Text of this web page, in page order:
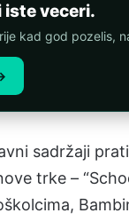
iste veceri.
kad god pozelis,
sadržaji
trke –